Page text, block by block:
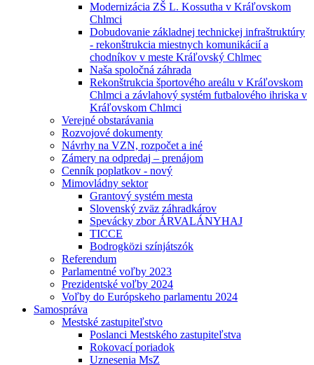
Modernizácia ZŠ L. Kossutha v Kráľovskom
Chlmci
Dobudovanie základnej technickej infraštruktúry
- rekonštrukcia miestnych komunikácií a
chodníkov v meste Kráľovský Chlmec
Naša spoločná záhrada
Rekonštrukcia športového areálu v Kráľovskom
Chlmci a závlahový systém futbalového ihriska v
Kráľovskom Chlmci
Verejné obstarávania
Rozvojové dokumenty
Návrhy na VZN, rozpočet a iné
Zámery na odpredaj – prenájom
Cenník poplatkov - nový
Mimovládny sektor
Grantový systém mesta
Slovenský zväz záhradkárov
Spevácky zbor ÁRVALÁNYHAJ
TICCE
Bodrogközi színjátszók
Referendum
Parlamentné voľby 2023
Prezidentské voľby 2024
Voľby do Európskeho parlamentu 2024
Samospráva
Mestské zastupiteľstvo
Poslanci Mestského zastupiteľstva
Rokovací poriadok
Uznesenia MsZ